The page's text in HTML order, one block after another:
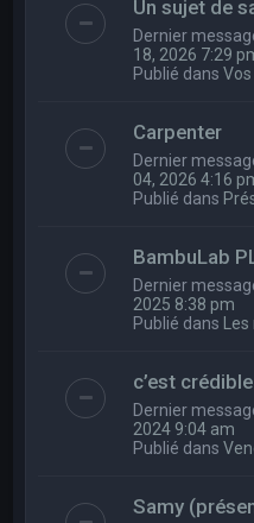
Un sujet de
Dernier
18, 2026 7:29
Publié dans
Carpenter
Dernier
04, 2026 4:16
Publié dans
BambuLab
Dernier
2025 8:38 pm
Publié dans
c’est
Dernier
2024 9:04 am
Publié dans
Samy